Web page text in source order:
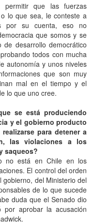
que las fuerzas
lo que sea, le conteste a
por su cuenta, eso no
que somos y se
desarrollo democrático
todos con mucha
autonomía y unos niveles
que son muy
mal en el tiempo y el
lo que uno cree.
se está produciendo
y el gobierno producto
para detener a
las violaciones a los
saqueos?
no está en Chile en los
El control del orden
del Ministerio del
de lo que sucede
duda que el Senado dio
por aprobar la acusación